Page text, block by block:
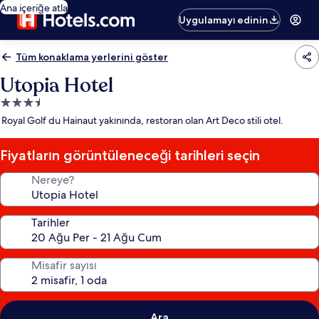
Ana içeriğe atla
Uygulamayı edinin
Tüm konaklama yerlerini göster
Utopia Hotel
3.5
yıldızlı
yeri
Royal Golf du Hainaut yakınında, restoran olan Art Deco stili otel.
Fiyatların görüntüleneceği tarihleri seçin
Nereye?
Tarihler
Misafir sayısı